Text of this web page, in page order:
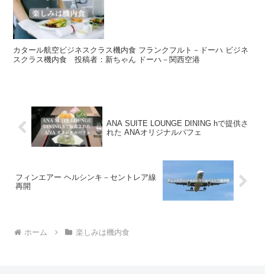
カタール航空ビジネスクラス機内食 フランクフルト－ドーハ ビジネ
スクラス機内食 投稿者：新ちゃん ドーハ－関西空港
ANA SUITE LOUNGE DINING hで提供さ
れた ANAオリジナルパフェ
フィンエアー ヘルシンキ－セントレア線
再開
ホーム 楽しみは機内食